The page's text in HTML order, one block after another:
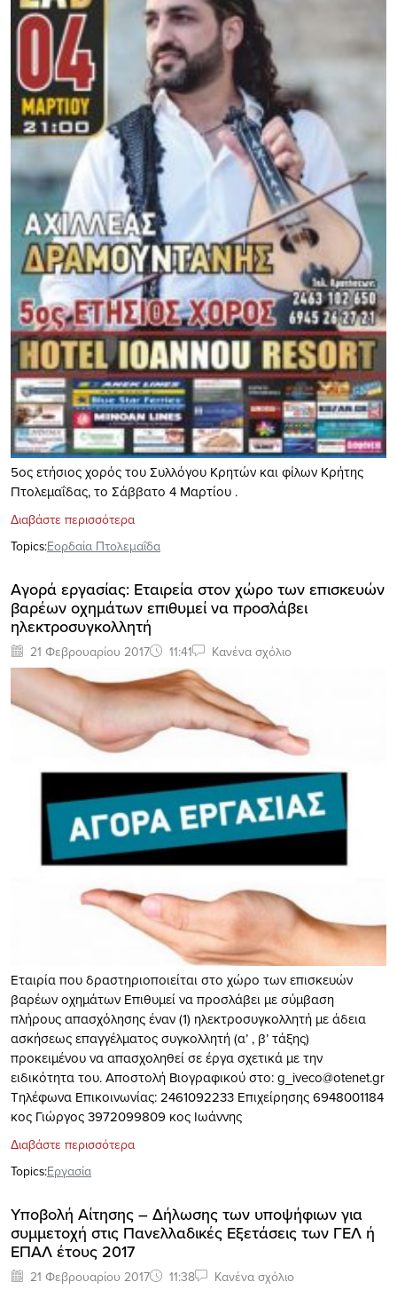
5ος ετήσιος χορός του Συλλόγου Κρητών και φίλων Κρήτης
Πτολεμαΐδας, το Σάββατο 4 Μαρτίου .
Διαβάστε περισσότερα
Topics:Εορδαία Πτολεμαΐδα
Αγορά εργασίας: Εταιρεία στον χώρο των επισκευών
βαρέων οχημάτων επιθυμεί να προσλάβει
ηλεκτροσυγκολλητή
21 Φεβρουαρίου 2017 11:41 Κανένα σχόλιο
Εταιρία που δραστηριοποιείται στο χώρο των επισκευών
βαρέων οχημάτων Επιθυμεί να προσλάβει με σύμβαση
πλήρους απασχόλησης έναν (1) ηλεκτροσυγκολλητή με άδεια
ασκήσεως επαγγέλματος συγκολλητή (α’ , β’ τάξης)
προκειμένου να απασχοληθεί σε έργα σχετικά με την
ειδικότητα του. Αποστολή Βιογραφικού στο:g_iveco@otenet.gr
Τηλέφωνα Επικοινωνίας: 2461092233 Επιχείρησης 6948001184
κος Γιώργος 3972099809 κος Ιωάννης
Διαβάστε περισσότερα
Topics:Eργασία
Υποβολή Αίτησης – Δήλωσης των υποψήφιων για
συμμετοχή στις Πανελλαδικές Εξετάσεις των ΓΕΛ ή
ΕΠΑΛ έτους 2017
21 Φεβρουαρίου 2017 11:38 Κανένα σχόλιο